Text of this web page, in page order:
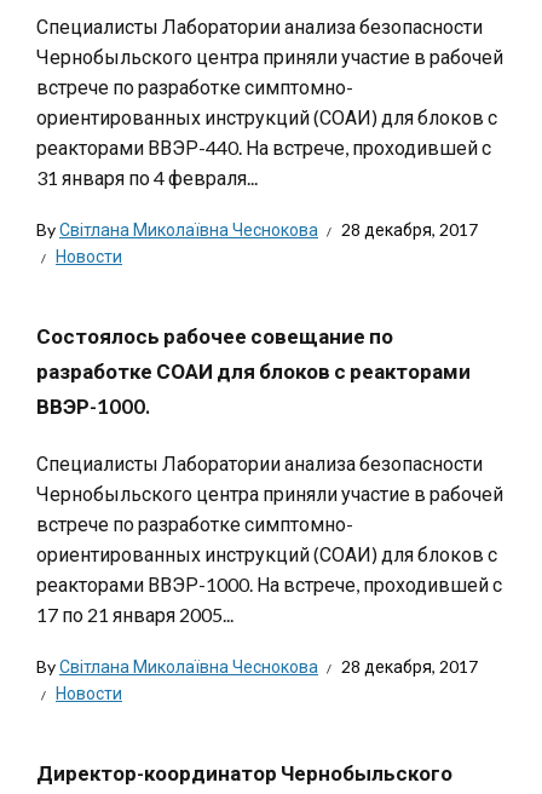
Специалисты Лаборатории анализа безопасности
Чернобыльского центра приняли участие в рабочей
встрече по разработке симптомно-
ориентированных инструкций (СОАИ) для блоков с
реакторами ВВЭР-440. На встрече, проходившей с
31 января по 4 февраля...
ByСвітлана Миколаївна Чеснокова
28 декабря, 2017
Новости
Состоялось рабочее совещание по
разработке СОАИ для блоков с реакторами
ВВЭР-1000.
Специалисты Лаборатории анализа безопасности
Чернобыльского центра приняли участие в рабочей
встрече по разработке симптомно-
ориентированных инструкций (СОАИ) для блоков с
реакторами ВВЭР-1000. На встрече, проходившей с
17 по 21 января 2005...
ByСвітлана Миколаївна Чеснокова
28 декабря, 2017
Новости
Директор-координатор Чернобыльского